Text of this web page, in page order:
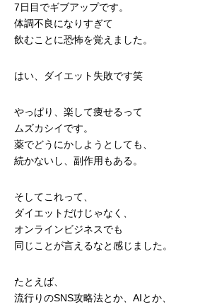
7日目でギブアップです。
体調不良になりすぎて
飲むことに恐怖を覚えました。
はい、ダイエット失敗です笑
やっぱり、楽して痩せるって
ムズカシイです。
薬でどうにかしようとしても、
続かないし、副作用もある。
そしてこれって、
ダイエットだけじゃなく、
オンラインビジネスでも
同じことが言えるなと感じました。
たとえば、
流行りのSNS攻略法とか、AIとか、